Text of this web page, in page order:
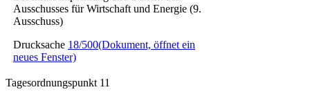
Ausschusses für Wirtschaft und Energie (9.
Ausschuss)
Drucksache 18/500(Dokument, öffnet ein
neues Fenster)
Tagesordnungspunkt 11